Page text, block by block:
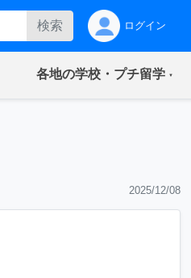
検索 ログイン
各地の学校・プチ留学
2025/12/08